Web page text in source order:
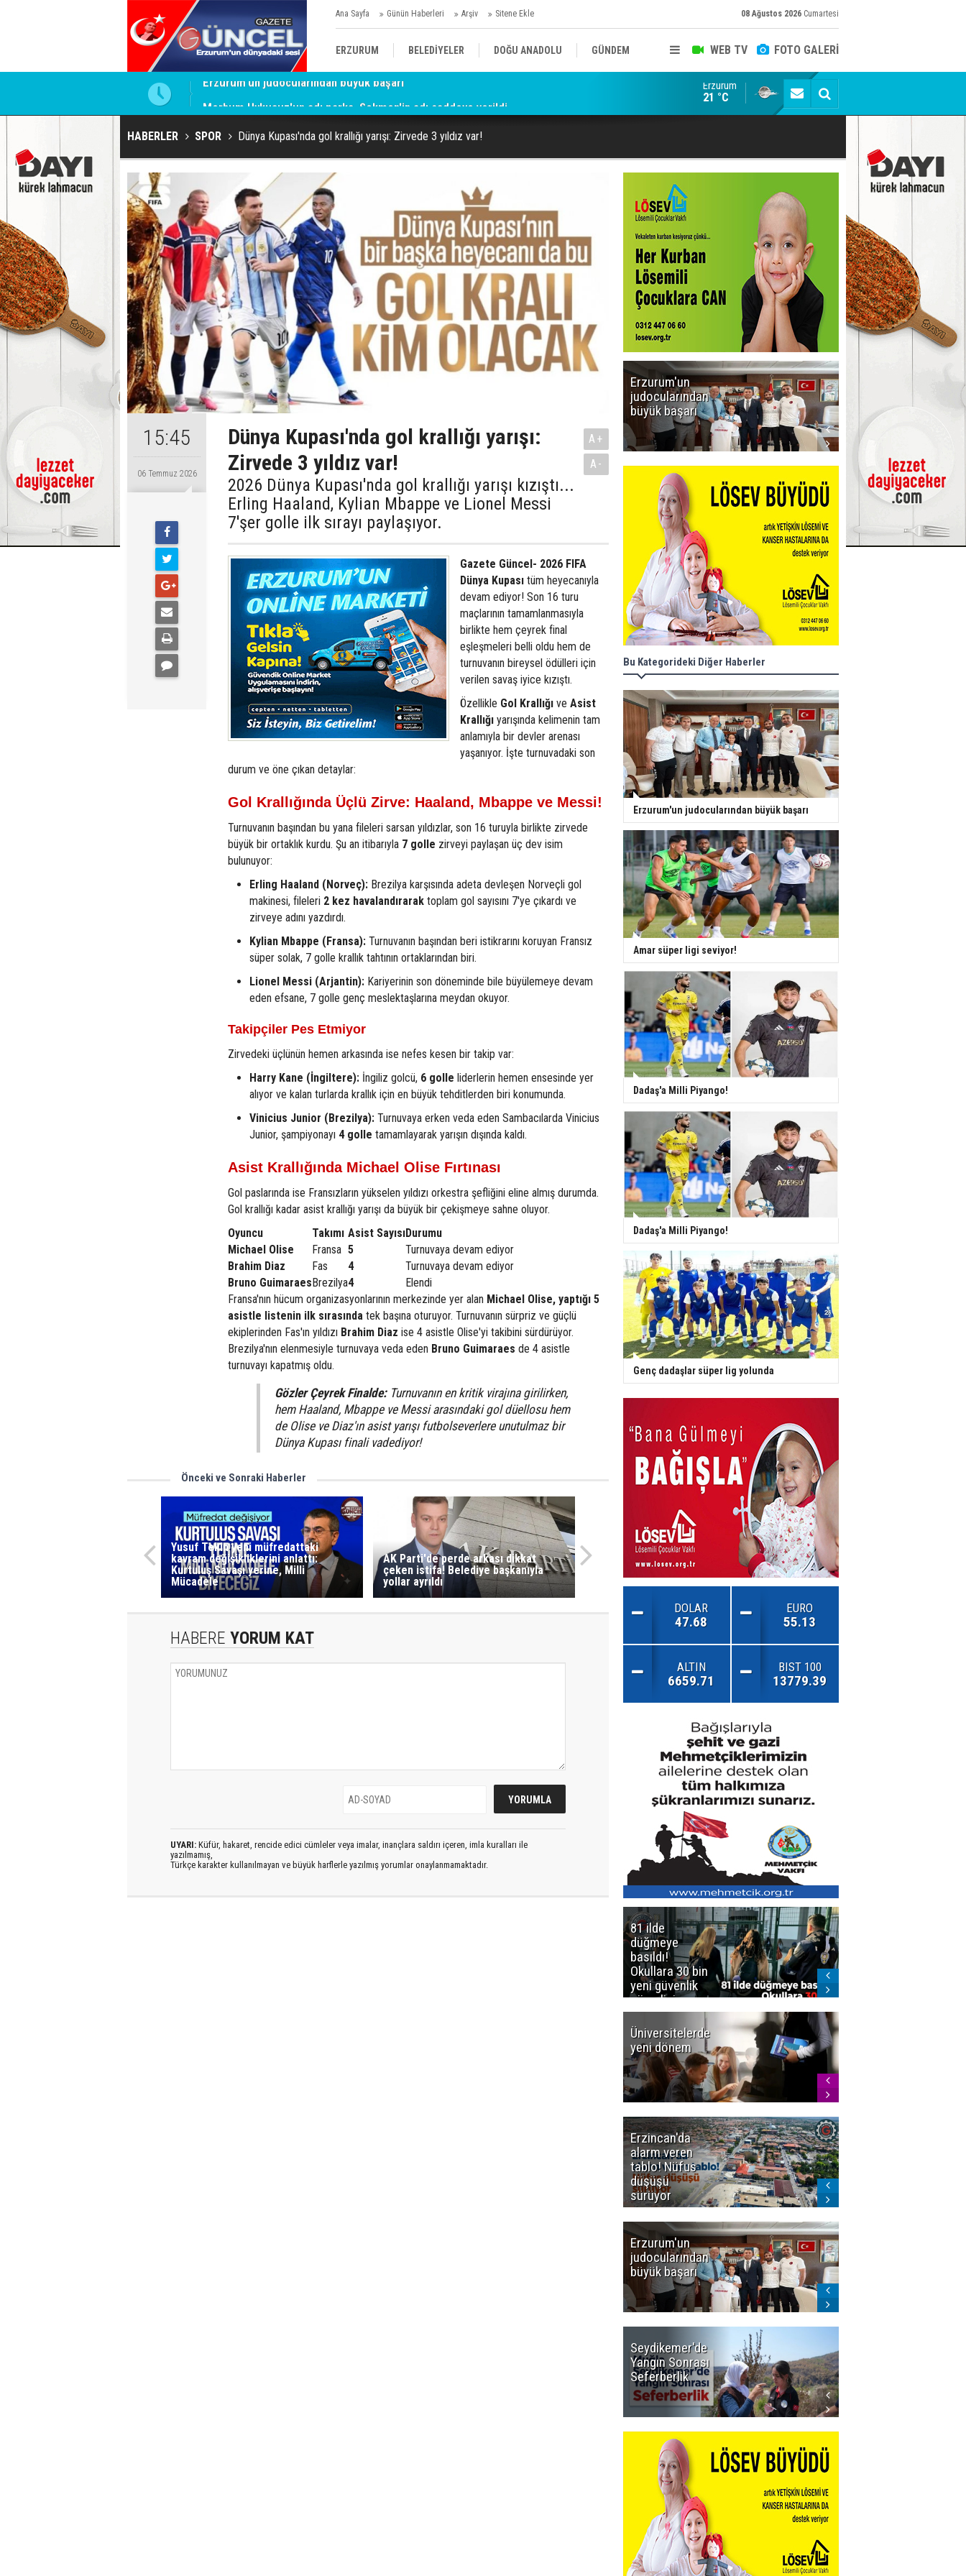
Ana Sayfa Günün Haberleri Arşiv Sitene Ekle 08 Ağustos 2026 Cumartesi
WEB TV FOTO GALERİ
ERZURUM BELEDİYELER DOĞU ANADOLU GÜNDEM
KÜLTÜR/SANAT//MAĞAZİN
Merhum Uykusuz'un adı parka, Sekmen'in adı caddeye verildi Konuşanlar'a katıldı, söyledikleri başına iş açtı!
Erzurum
21 °C
HABERLER SPOR Dünya Kupası'nda gol krallığı yarışı: Zirvede 3 yıldız var!
15:45
06 Temmuz 2026
Dünya Kupası'nda gol krallığı yarışı:
Zirvede 3 yıldız var!
2026 Dünya Kupası'nda gol krallığı yarışı kızıştı...
Erling Haaland, Kylian Mbappe ve Lionel Messi
7'şer golle ilk sırayı paylaşıyor.
A+
A-
Gazete Güncel- 2026 FIFA
Dünya Kupası tüm heyecanıyla
devam ediyor! Son 16 turu
maçlarının tamamlanmasıyla
birlikte hem çeyrek final
eşleşmeleri belli oldu hem de
turnuvanın bireysel ödülleri için
verilen savaş iyice kızıştı.
Özellikle Gol Krallığı ve Asist
Krallığı yarışında kelimenin tam
anlamıyla bir devler arenası
yaşanıyor. İşte turnuvadaki son
durum ve öne çıkan detaylar:
Gol Krallığında Üçlü Zirve: Haaland, Mbappe ve Messi!
Turnuvanın başından bu yana fileleri sarsan yıldızlar, son 16 turuyla birlikte zirvede
büyük bir ortaklık kurdu. Şu an itibarıyla 7 golle zirveyi paylaşan üç dev isim
bulunuyor:
Erling Haaland (Norveç): Brezilya karşısında adeta devleşen Norveçli gol
makinesi, fileleri 2 kez havalandırarak toplam gol sayısını 7'ye çıkardı ve
zirveye adını yazdırdı.
Kylian Mbappe (Fransa): Turnuvanın başından beri istikrarını koruyan Fransız
süper solak, 7 golle krallık tahtının ortaklarından biri.
Lionel Messi (Arjantin): Kariyerinin son döneminde bile büyülemeye devam
eden efsane, 7 golle genç meslektaşlarına meydan okuyor.
Takipçiler Pes Etmiyor
Zirvedeki üçlünün hemen arkasında ise nefes kesen bir takip var:
Harry Kane (İngiltere): İngiliz golcü, 6 golle liderlerin hemen ensesinde yer
alıyor ve kalan turlarda krallık için en büyük tehditlerden biri konumunda.
Vinicius Junior (Brezilya): Turnuvaya erken veda eden Sambacılarda Vinicius
Junior, şampiyonayı 4 golle tamamlayarak yarışın dışında kaldı.
Asist Krallığında Michael Olise Fırtınası
Gol paslarında ise Fransızların yükselen yıldızı orkestra şefliğini eline almış durumda.
Gol krallığı kadar asist krallığı yarışı da büyük bir çekişmeye sahne oluyor.
Oyuncu
Takımı Asist SayısıDurumu
Michael Olise
Fransa 5
Turnuvaya devam ediyor
Brahim Diaz
Fas 4
Turnuvaya devam ediyor
Bruno GuimaraesBrezilya4
Elendi
Fransa'nın hücum organizasyonlarının merkezinde yer alan Michael Olise, yaptığı 5
asistle listenin ilk sırasında tek başına oturuyor. Turnuvanın sürpriz ve güçlü
ekiplerinden Fas'ın yıldızı Brahim Diaz ise 4 asistle Olise'yi takibini sürdürüyor.
Brezilya'nın elenmesiyle turnuvaya veda eden Bruno Guimaraes de 4 asistle
turnuvayı kapatmış oldu.
Gözler Çeyrek Finalde:Turnuvanın en kritik virajına girilirken,
hem Haaland, Mbappe ve Messi arasındaki gol düellosu hem
de Olise ve Diaz'ın asist yarışı futbolseverlere unutulmaz bir
Dünya Kupası finali vadediyor!
Önceki ve Sonraki Haberler
Yusuf Tekin yeni müfredattaki
kavram değişikliklerini anlattı:
Kurtuluş Savaşı yerine, Milli
Mücadele
AK Parti'de perde arkası dikkat
çeken istifa! Belediye başkanıyla
yollar ayrıldı
HABERE YORUM KAT
UYARI: Küfür, hakaret, rencide edici cümleler veya imalar, inançlara saldırı içeren, imla kuralları ile
yazılmamış,
Türkçe karakter kullanılmayan ve büyük harflerle yazılmış yorumlar onaylanmamaktadır.
Erzurum'un
judocularından
büyük başarı
Bu Kategorideki Diğer Haberler
Erzurum'un judocularından büyük başarı
Amar süper ligi seviyor!
Dadaş'a Milli Piyango!
Dadaş'a Milli Piyango!
Genç dadaşlar süper lig yolunda
DOLAR
47.68
EURO
55.13
ALTIN
6659.71
BIST 100
13779.39
81 ilde
düğmeye
basıldı!
Okullara 30 bin
yeni güvenlik
görevlisi
Üniversitelerde
yeni dönem
Erzincan'da
alarm veren
tablo! Nüfus
düşüşü
sürüyor
Erzurum'un
judocularından
büyük başarı
Seydikemer'de
Yangın Sonrası
Seferberlik